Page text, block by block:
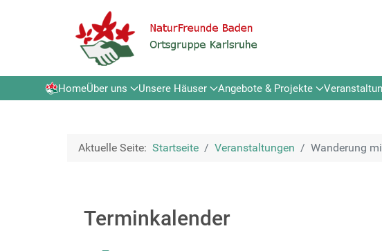
HomeÜber uns Unsere Häuser Angebote & Projekte
Aktuelle Seite: Startseite Veranstaltungen Wanderung
Terminkalender